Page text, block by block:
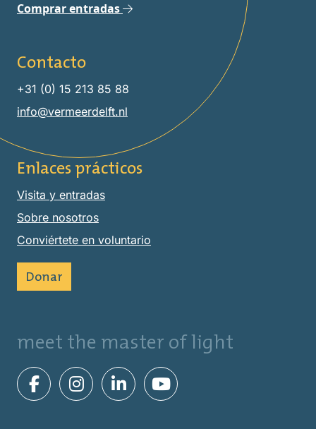
Comprar entradas
Contacto
+31 (0) 15 213 85 88
info@vermeerdelft.nl
Enlaces prácticos
Visita y entradas
Sobre nosotros
Conviértete en voluntario
Donar
meet the master of light